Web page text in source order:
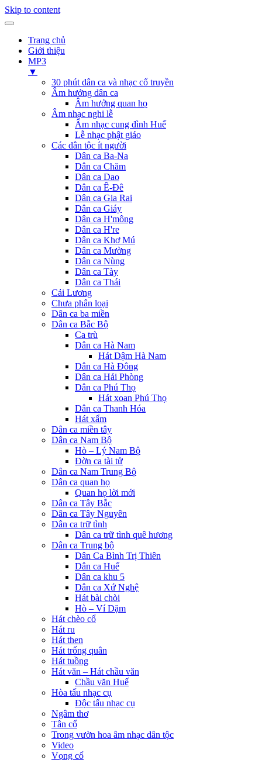
Skip to content
Trang chủ
Giới thiệu
MP3
▼
30 phút dân ca và nhạc cổ truyền
Âm hưởng dân ca
Âm hưởng quan họ
Âm nhạc nghi lễ
Âm nhạc cung đình Huế
Lễ nhạc phật giáo
Các dân tộc ít người
Dân ca Ba-Na
Dân ca Chăm
Dân ca Dao
Dân ca Ê-Đê
Dân ca Gia Rai
Dân ca Giáy
Dân ca H'mông
Dân ca H're
Dân ca Khơ Mú
Dân ca Mường
Dân ca Nùng
Dân ca Tày
Dân ca Thái
Cải Lương
Chưa phân loại
Dân ca ba miền
Dân ca Bắc Bộ
Ca trù
Dân ca Hà Nam
Hát Dậm Hà Nam
Dân ca Hà Đông
Dân ca Hải Phòng
Dân ca Phú Thọ
Hát xoan Phú Thọ
Dân ca Thanh Hóa
Hát xẩm
Dân ca miền tây
Dân ca Nam Bộ
Hò – Lý Nam Bộ
Đờn ca tài tử
Dân ca Nam Trung Bộ
Dân ca quan họ
Quan họ lời mới
Dân ca Tây Bắc
Dân ca Tây Nguyên
Dân ca trữ tình
Dân ca trữ tình quê hương
Dân ca Trung bộ
Dân Ca Bình Trị Thiên
Dân ca Huế
Dân ca khu 5
Dân ca Xứ Nghệ
Hát bài chòi
Hò – Ví Dặm
Hát chèo cổ
Hát ru
Hát then
Hát trống quân
Hát tuồng
Hát văn – Hát chầu văn
Chầu văn Huế
Hòa tấu nhạc cụ
Độc tấu nhạc cụ
Ngâm thơ
Tân cổ
Trong vườn hoa âm nhạc dân tộc
Video
Vọng cổ